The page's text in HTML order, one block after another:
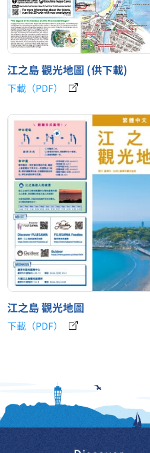
江之島 觀光地圖 (供下載)
下載（PDF）
江之島 觀光地圖
下載（PDF）